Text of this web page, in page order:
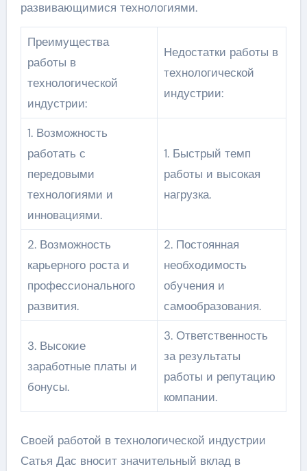
развивающимися технологиями.
Преимущества
работы в
технологической
индустрии:
Недостатки работы в
технологической
индустрии:
1. Возможность
работать с
передовыми
технологиями и
инновациями.
1. Быстрый темп
работы и высокая
нагрузка.
2. Возможность
карьерного роста и
профессионального
развития.
2. Постоянная
необходимость
обучения и
самообразования.
3. Высокие
заработные платы и
бонусы.
3. Ответственность
за результаты
работы и репутацию
компании.
Своей работой в технологической индустрии
Сатья Дас вносит значительный вклад в